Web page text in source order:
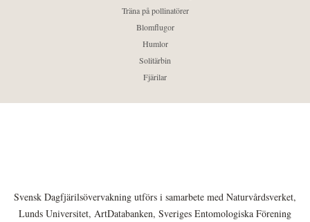
Träna på pollinatörer
Blomflugor
Humlor
Solitärbin
Fjärilar
Svensk Dagfjärilsövervakning utförs i samarbete med Naturvårdsverket,
Lunds Universitet, ArtDatabanken, Sveriges Entomologiska Förening